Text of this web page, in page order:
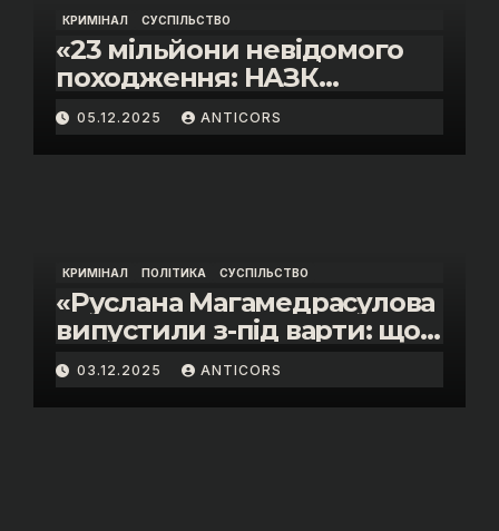
КРИМІНАЛ СУСПІЛЬСТВО
«23 мільйони невідомого
походження: НАЗК
викрило розкішне життя
інспектора митниці “Тиса”
Василя Пупени»
05.12.2025 ANTICORS
КРИМІНАЛ ПОЛІТИКА СУСПІЛЬСТВО
«Руслана Магамедрасулова
випустили з-під варти: що
відбувалось у залі суду»
03.12.2025 ANTICORS